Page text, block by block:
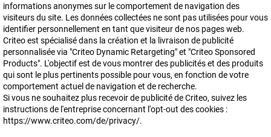
informations anonymes sur le comportement de navigation des
visiteurs du site. Les données collectées ne sont pas utilisées pour vous
identifier personnellement en tant que visiteur de nos pages web.
Criteo est spécialisé dans la création et la livraison de publicité
personnalisée via "Criteo Dynamic Retargeting" et "Criteo Sponsored
Products". L'objectif est de vous montrer des publicités et des produits
qui sont le plus pertinents possible pour vous, en fonction de votre
comportement actuel de navigation et de recherche.
Si vous ne souhaitez plus recevoir de publicité de Criteo, suivez les
instructions de l'entreprise concernant l'opt-out des cookies :
https://www.criteo.com/de/privacy/.